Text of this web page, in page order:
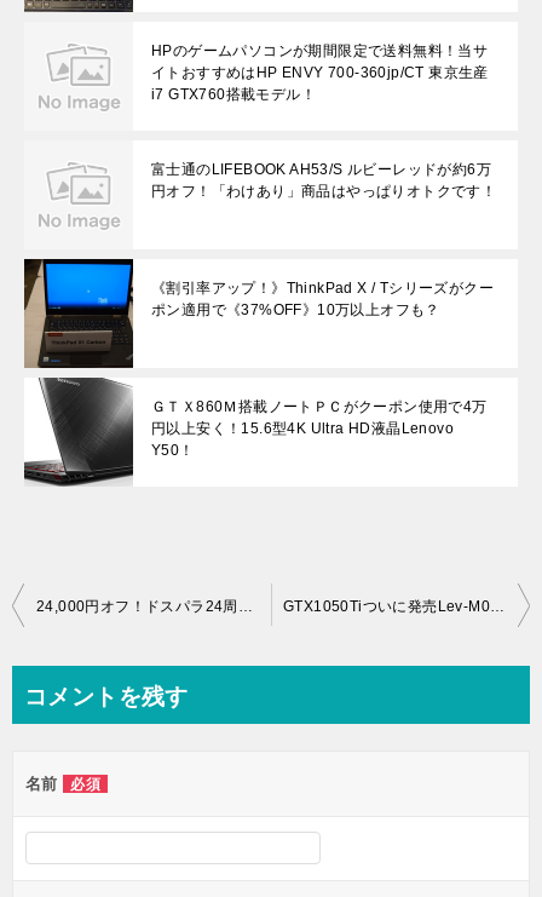
HPのゲームパソコンが期間限定で送料無料！当サ
イトおすすめはHP ENVY 700-360jp/CT 東京生産
i7 GTX760搭載モデル！
富士通のLIFEBOOK AH53/S ルビーレッドが約6万
円オフ！「わけあり」商品はやっぱりオトクです！
《割引率アップ！》ThinkPad X / Tシリーズがクー
ポン適用で《37%OFF》10万以上オフも？
ＧＴＸ860Ｍ搭載ノートＰＣがクーポン使用で4万
円以上安く！15.6型4K Ultra HD液晶Lenovo
Y50！
投
ビ
ー
シ
ョ
コメントを残す
名前 必須